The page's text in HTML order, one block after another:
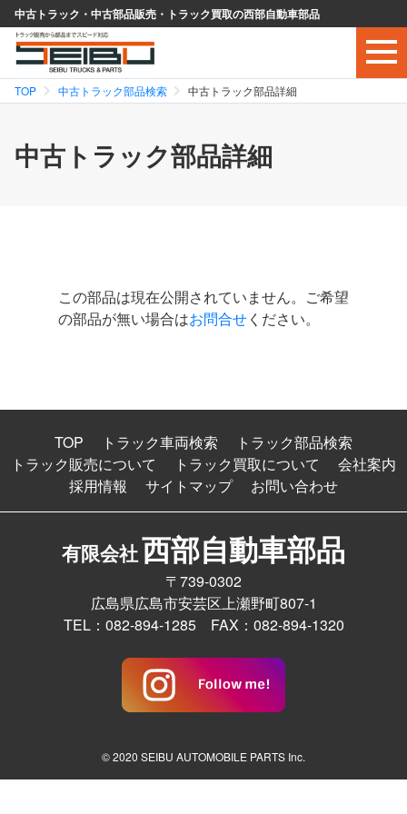
中古トラック・中古部品販売・トラック買取の西部自動車部品
TOP 中古トラック部品検索 中古トラック部品詳細
中古トラック部品詳細
この部品は現在公開されていません。ご希望
の部品が無い場合はお問合せください。
TOP トラック車両検索
トラック部品検索
トラック販売について
トラック買取について
会社案内
採用情報
サイトマップ お問い合わせ
有限会社西部自動車部品
〒739-0302
広島県広島市安芸区上瀬野町807-1
TEL：082-894-1285 FAX：082-894-1320
© 2020 SEIBU AUTOMOBILE PARTS Inc.